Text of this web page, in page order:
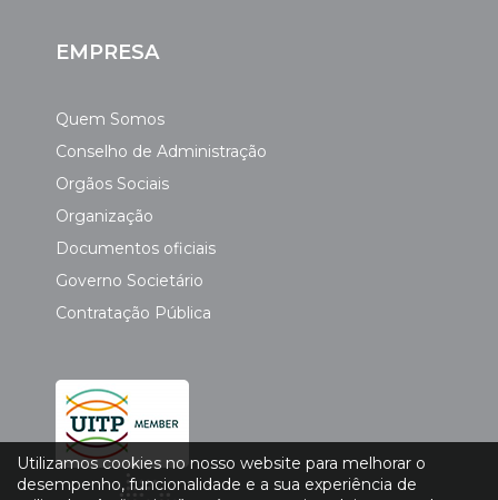
EMPRESA
Quem Somos
Conselho de Administração
Orgãos Sociais
Organização
Documentos oficiais
Governo Societário
Contratação Pública
Utilizamos cookies no nosso website para melhorar o
desempenho, funcionalidade e a sua experiência de